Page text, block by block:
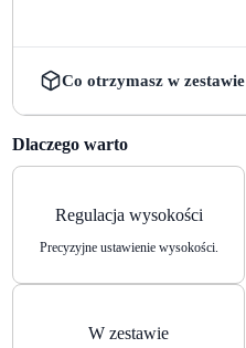
Co otrzymasz w zestawie
Dlaczego warto
Regulacja wysokości
Precyzyjne ustawienie wysokości.
W zestawie